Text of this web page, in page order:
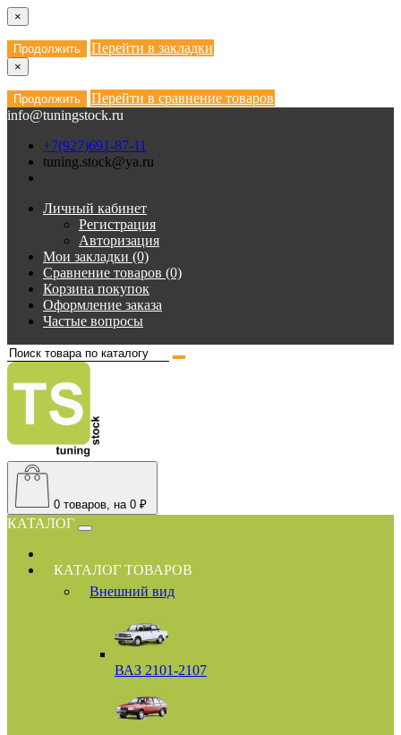
×
Продолжить Перейти в закладки
×
Продолжить
Перейти в сравнение товаров
info@tuningstock.ru
+7(927)691-87-11
tuning.stock@ya.ru
Личный кабинет
Регистрация
Авторизация
Мои закладки (0)
Сравнение товаров (0)
Корзина покупок
Оформление заказа
Частые вопросы
0 товаров, на 0 ₽
КАТАЛОГ
КАТАЛОГ ТОВАРОВ
Внешний вид
ВАЗ 2101-2107